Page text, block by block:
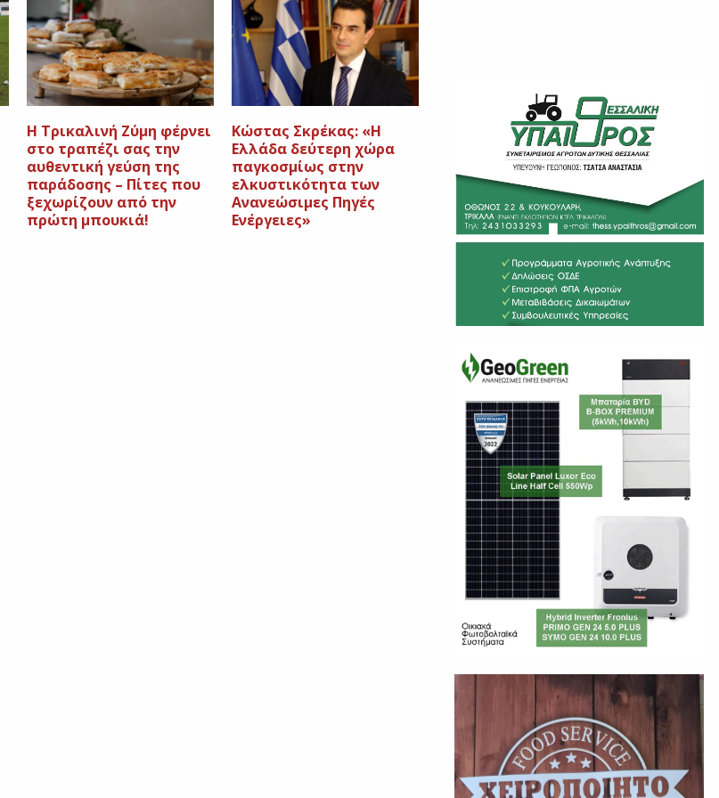
Η Τρικαλινή Ζύμη φέρνει
στο τραπέζι σας την
αυθεντική γεύση της
παράδοσης – Πίτες που
ξεχωρίζουν από την
πρώτη μπουκιά!
Κώστας Σκρέκας: «Η
Ελλάδα δεύτερη χώρα
παγκοσμίως στην
ελκυστικότητα των
Ανανεώσιμες Πηγές
Ενέργειες»